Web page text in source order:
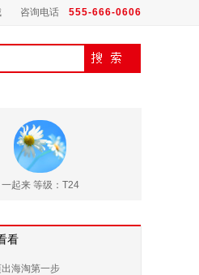
咨询电话 555-666-0606
一起来 等级：T24
看
海淘第一步